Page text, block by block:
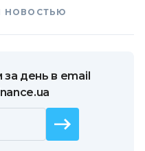
НОВОСТЬЮ
за день в email